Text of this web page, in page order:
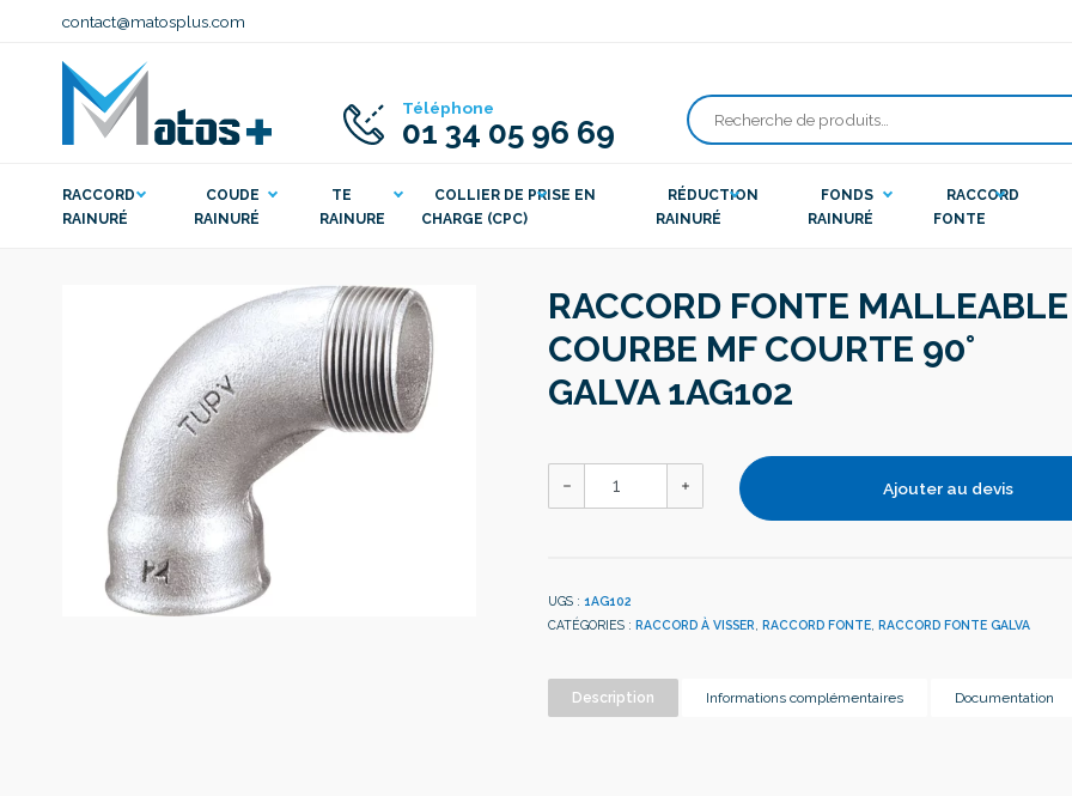
contact@matosplus.com
Téléphone
01 34 05 96 69
Recherche
RACCORD
RAINURÉ
COUDE
RAINURÉ
TE
RAINURE
COLLIER DE PRISE EN
CHARGE (CPC)
RÉDUCTION
RAINURÉ
FONDS
RAINURÉ
RACCORD
FONTE
RACCORD FONTE MALLEABLE
COURBE MF COURTE 90°
GALVA 1AG102
Ajouter au devis
UGS :1AG102
CATÉGORIES :RACCORD À VISSER ,RACCORD FONTE ,RACCORD FONTE GALVA
Description Informations complémentaires Documentation